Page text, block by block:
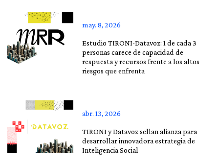
may. 8, 2026
Estudio TIRONI-Datavoz: 1 de cada 3
personas carece de capacidad de
respuesta y recursos frente a los altos
riesgos que enfrenta
abr. 13, 2026
TIRONI y Datavoz sellan alianza para
desarrollar innovadora estrategia de
Inteligencia Social